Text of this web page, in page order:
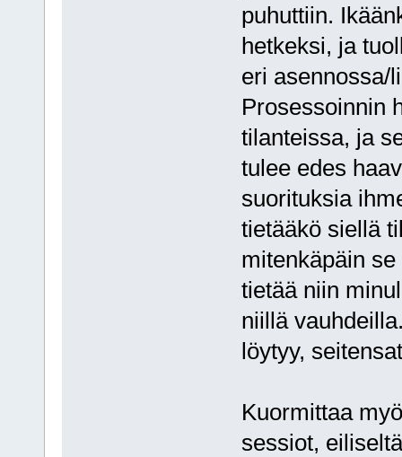
puhuttiin.
hetkeksi, ja
eri asennossa/
Prosessoinnin
tilanteissa, ja
tulee edes
suorituksia
tietääkö siellä
mitenkäpäin
tietää niin
niillä
löytyy,
Kuormittaa
sessiot,